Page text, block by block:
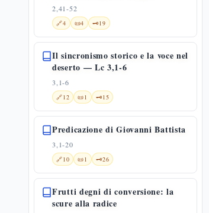
2,41-52
🔗4 📜4 🗝️19
Il sincronismo storico e la voce nel
deserto — Lc 3,1-6
3,1-6
🔗12 📜1 🗝️15
Predicazione di Giovanni Battista
3,1-20
🔗10 📜1 🗝️26
Frutti degni di conversione: la
scure alla radice